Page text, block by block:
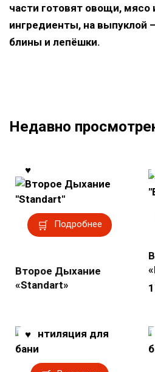
части готовят овощи,
ингредиенты, на выпуклой
блины и лепёшки.
Недавно
Подробнее
Второе Дыхание
«Standart»